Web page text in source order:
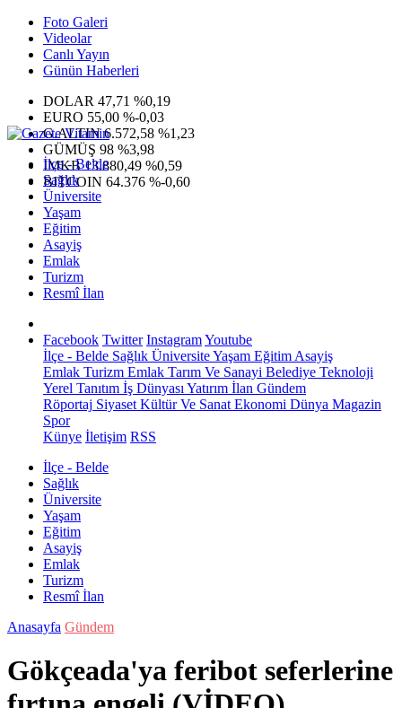
Foto Galeri
Videolar
Canlı Yayın
Günün Haberleri
DOLAR 47,71 %0,19
EURO 55,00 %-0,03
G.ALTIN6.572,58 %1,23
GÜMÜŞ 98 %3,98
IMKB13.880,49 %0,59
BITCOIN 64.376 %-0,60
İlçe - Belde
Sağlık
Üniversite
Yaşam
Eğitim
Asayiş
Emlak
Turizm
Resmî İlan
Facebook Twitter InstagramYoutube
İlçe - Belde Sağlık ÜniversiteYaşam Eğitim Asayiş
Emlak Turizm Emlak Tarım Ve Sanayi Belediye Teknoloji
Yerel Tanıtım İş Dünyası Yatırım İlan Gündem
Röportaj Siyaset Kültür Ve Sanat Ekonomi Dünya Magazin
Spor
Künye İletişim RSS
İlçe - Belde
Sağlık
Üniversite
Yaşam
Eğitim
Asayiş
Emlak
Turizm
Resmî İlan
Anasayfa Gündem
Gökçeada'ya feribot seferlerine